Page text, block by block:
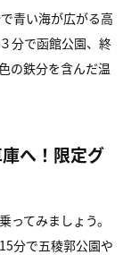
青い海が広がる高
分で函館公園、終
の鉄分を含んだ温
へ！限定グ
てみましょう。
分で五稜郭公園や